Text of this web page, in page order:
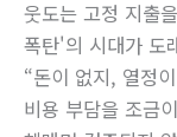
웃도는 고정 지출
폭탄'의 시대가 도
“돈이 없지, 열정
비용 부담을 조금